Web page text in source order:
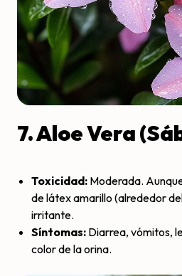
7. Aloe Vera
Toxicidad: Moderada.
de látex amarillo (alrededor
irritante.
Síntomas: Diarrea, vómitos,
color de la orina.